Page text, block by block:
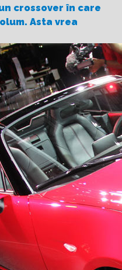
crossover în care
Asta vrea